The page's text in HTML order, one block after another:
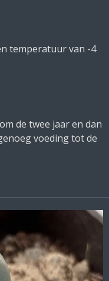
temperatuur van -4
de twee jaar en dan
voeding tot de